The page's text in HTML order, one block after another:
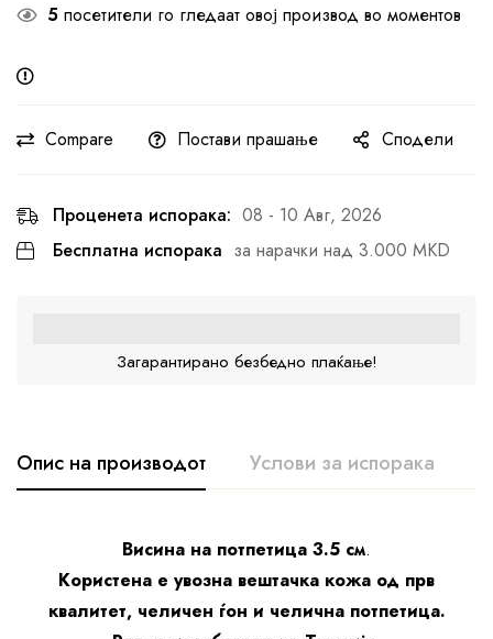
5 посетители го гледаат овој производ во моментов
Compare Постави прашање Сподели
Проценета испорака: 08 - 10 Авг, 2026
Бесплатна испорака за нарачки над 3.000 MKD
Загарантирано безбедно плаќање!
Опис на производот Услови за испорака
Висина на потпетица 3.5 см.
Користена е увозна вештачка кожа од прв
квалитет, челичен ѓон и челична потпетица.